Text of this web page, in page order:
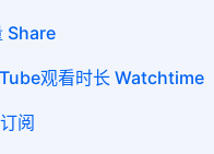
Share
观看时长 Watchtime
阅